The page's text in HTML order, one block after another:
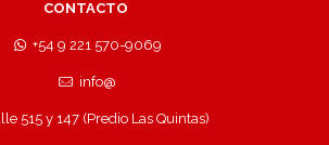
CONTACTO
+54 9 221 570-9069
info@
515 y 147 (Predio Las Quintas)